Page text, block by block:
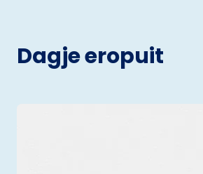
Dagje eropuit